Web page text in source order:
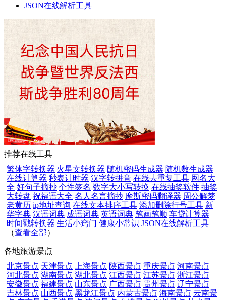
JSON在线解析工具
推荐在线工具
繁体字转换器 火星文转换器 随机密码生成器 随机数生成器
在线计算器 秒表计时器 汉字转拼音 在线去重复工具 网名大
全 好句子摘抄 个性签名 数字大小写转换 在线抽奖软件 抽奖
大转盘 祝福语大全 名人名言摘抄 摩斯密码翻译器 周公解梦
老黄历 ip地址查询 在线文本排序工具 添加删除行号工具 新
华字典 汉语词典 成语词典 英语词典 笔画笔顺 车贷计算器
时间戳转换器 生活小窍门 健康小常识 JSON在线解析工具
（查看全部）
各地旅游景点
北京景点 天津景点 上海景点 陕西景点 重庆景点 河南景点
河北景点 湖南景点 湖北景点 江西景点 江苏景点 浙江景点
安徽景点 福建景点 山东景点 广西景点 贵州景点 辽宁景点
吉林景点 山西景点 黑龙江景点 内蒙古景点 海南景点 云南景